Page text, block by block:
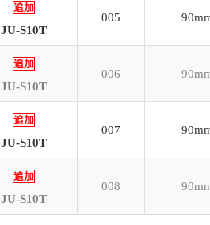
追加
JU-S10T
005
追加
JU-S10T
006
追加
JU-S10T
007
追加
JU-S10T
008